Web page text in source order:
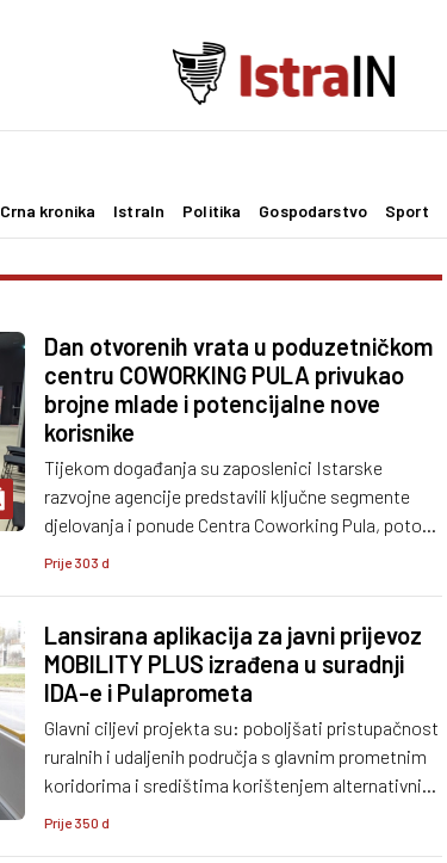
Crna kronika IstraIn Politika Gospodarstvo Sport
Dan otvorenih vrata u poduzetničkom
centru COWORKING PULA privukao
brojne mlade i potencijalne nove
korisnike
Tijekom događanja su zaposlenici Istarske
razvojne agencije predstavili ključne segmente
djelovanja i ponude Centra Coworking Pula, potom
aktualne programe financijske i obrazovne
poduzetništva.
Prije 303 d
Lansirana aplikacija za javni prijevoz
MOBILITY PLUS izrađena u suradnji
IDA-e i Pulaprometa
Glavni ciljevi projekta su: poboljšati pristupačnost
ruralnih i udaljenih područja s glavnim prometnim
koridorima i središtima korištenjem alternativnih
oblika prijevoza, povećati znanje i korištenje
Prije 350 d